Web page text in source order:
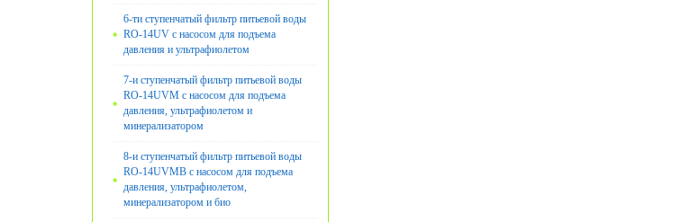
6-ти ступенчатый фильтр питьевой воды
RO-14UV с насосом для подъема
давления и ультрафиолетом
7-и ступенчатый фильтр питьевой воды
RO-14UVМ с насосом для подъема
давления, ультрафиолетом и
минерализатором
8-и ступенчатый фильтр питьевой воды
RO-14UVМB с насосом для подъема
давления, ультрафиолетом,
минерализатором и био